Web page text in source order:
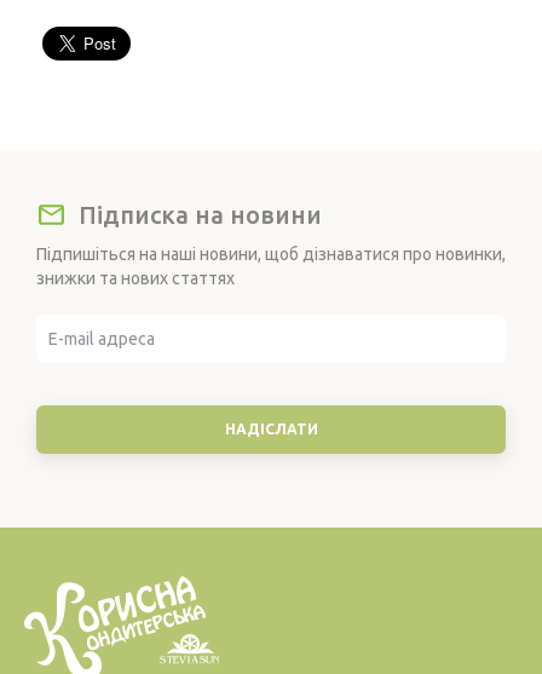
Підписка на новини
Підпишіться на наші новини, щоб дізнаватися про новинки,
знижки та нових статтях